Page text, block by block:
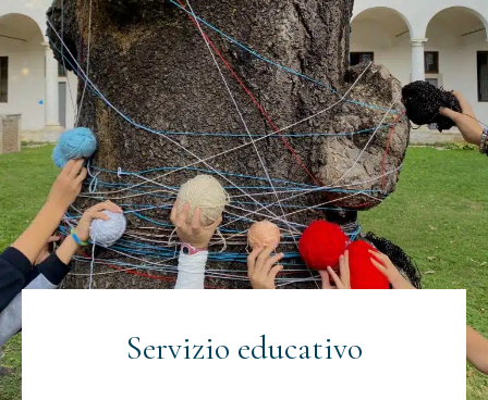
Servizio educativo